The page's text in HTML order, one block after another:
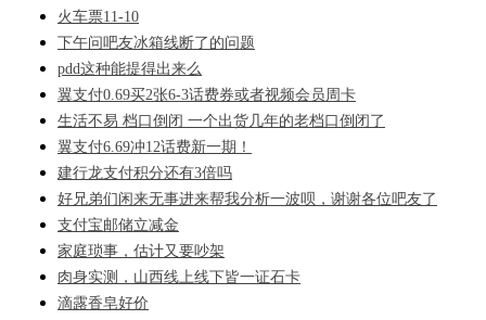
火车票11-10
下午问吧友冰箱线断了的问题
pdd这种能提得出来么
翼支付0.69买2张6-3话费券或者视频会员周卡
生活不易 档口倒闭 一个出货几年的老档口倒闭了
翼支付6.69冲12话费新一期！
建行龙支付积分还有3倍吗
好兄弟们闲来无事进来帮我分析一波呗，谢谢各位吧友了
支付宝邮储立减金
家庭琐事，估计又要吵架
肉身实测，山西线上线下皆一证石卡
滴露香皂好价